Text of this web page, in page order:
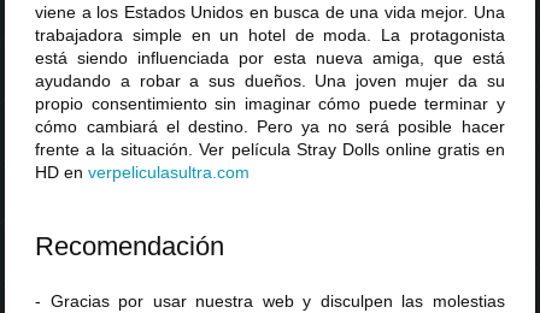
viene a los Estados Unidos en busca de una vida mejor. Una
trabajadora simple en un hotel de moda. La protagonista
está siendo influenciada por esta nueva amiga, que está
ayudando a robar a sus dueños. Una joven mujer da su
propio consentimiento sin imaginar cómo puede terminar y
cómo cambiará el destino. Pero ya no será posible hacer
frente a la situación. Ver película Stray Dolls online gratis en
HD enverpeliculasultra .com
Recomendación
- Gracias por usar nuestra web y disculpen las molestias